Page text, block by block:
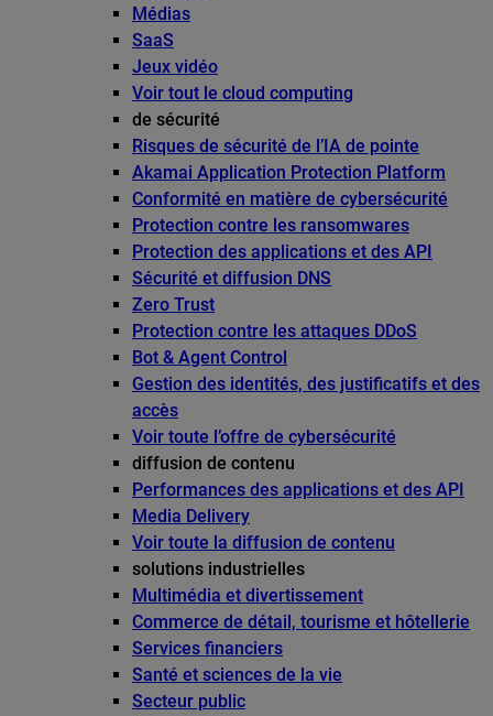
Médias
SaaS
Jeux vidéo
Voir tout le cloud computing
de sécurité
Risques de sécurité de l’IA de pointe
Akamai Application Protection Platform
Conformité en matière de cybersécurité
Protection contre les ransomwares
Protection des applications et des API
Sécurité et diffusion DNS
Zero Trust
Protection contre les attaques DDoS
Bot & Agent Control
Gestion des identités, des justificatifs et des
accès
Voir toute l’offre de cybersécurité
diffusion de contenu
Performances des applications et des API
Media Delivery
Voir toute la diffusion de contenu
solutions industrielles
Multimédia et divertissement
Commerce de détail, tourisme et hôtellerie
Services financiers
Santé et sciences de la vie
Secteur public